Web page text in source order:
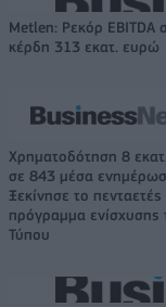
Metlen: Ρεκόρ
κέρδη 313 εκατ. ευρώ
Χρηματοδότηση 8
σε 843 μέσα
Ξεκίνησε το πενταετές
πρόγραμμα ενίσχυσης
Τύπου